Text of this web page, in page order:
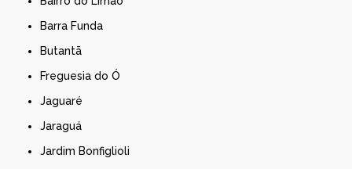
Barra Funda
Butantã
Freguesia do Ó
Jaguaré
Jaraguá
Jardim Bonfiglioli